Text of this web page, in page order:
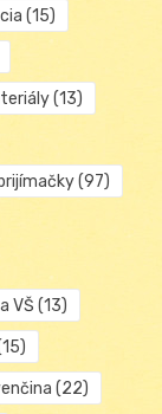
(15)
(13)
(97)
VŠ (13)
(22)